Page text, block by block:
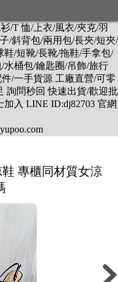
PRADA/CHANEL/BALEN
Armani/Supreme/CK/Ni
/T 恤/上衣/風衣/夾克/羽
/斜背包/兩用包/長夾/短夾/
鞋/短靴/長靴/拖鞋/手拿包/
水桶包/鑰匙圈/吊飾/旅行
/一手貨源 工廠直營/可零
詢問秒回 快速出貨/歡迎批
入 LINE ID:dj82703 官網
鞋 專櫃同材質女涼